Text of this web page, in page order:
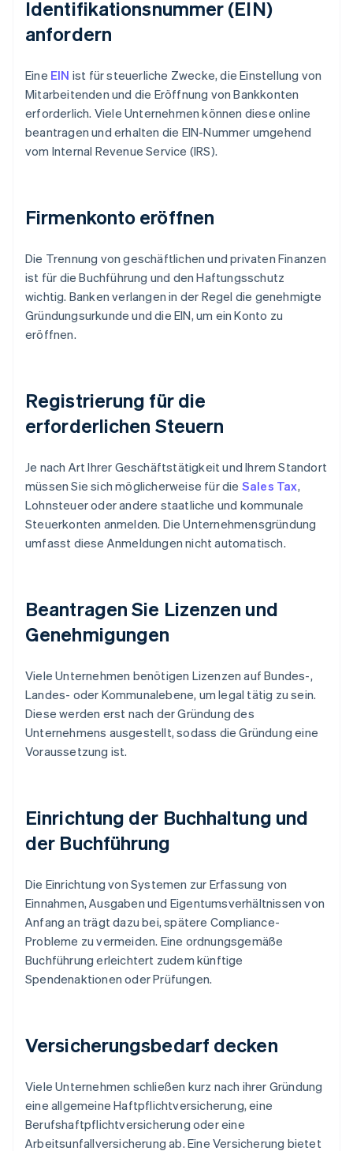
Identifikationsnummer (EIN)
anfordern
Eine EIN ist für steuerliche Zwecke, die Einstellung von
Mitarbeitenden und die Eröffnung von Bankkonten
erforderlich. Viele Unternehmen können diese online
beantragen und erhalten die EIN-Nummer umgehend
vom Internal Revenue Service (IRS).
Firmenkonto eröffnen
Die Trennung von geschäftlichen und privaten Finanzen
ist für die Buchführung und den Haftungsschutz
wichtig. Banken verlangen in der Regel die genehmigte
Gründungsurkunde und die EIN, um ein Konto zu
eröffnen.
Registrierung für die
erforderlichen Steuern
Je nach Art Ihrer Geschäftstätigkeit und Ihrem Standort
müssen Sie sich möglicherweise für die Sales Tax,
Lohnsteuer oder andere staatliche und kommunale
Steuerkonten anmelden. Die Unternehmensgründung
umfasst diese Anmeldungen nicht automatisch.
Beantragen Sie Lizenzen und
Genehmigungen
Viele Unternehmen benötigen Lizenzen auf Bundes-,
Landes- oder Kommunalebene, um legal tätig zu sein.
Diese werden erst nach der Gründung des
Unternehmens ausgestellt, sodass die Gründung eine
Voraussetzung ist.
Einrichtung der Buchhaltung und
der Buchführung
Die Einrichtung von Systemen zur Erfassung von
Einnahmen, Ausgaben und Eigentumsverhältnissen von
Anfang an trägt dazu bei, spätere Compliance-
Probleme zu vermeiden. Eine ordnungsgemäße
Buchführung erleichtert zudem künftige
Spendenaktionen oder Prüfungen.
Versicherungsbedarf decken
Viele Unternehmen schließen kurz nach ihrer Gründung
eine allgemeine Haftpflichtversicherung, eine
Berufshaftpflichtversicherung oder eine
Arbeitsunfallversicherung ab. Eine Versicherung bietet